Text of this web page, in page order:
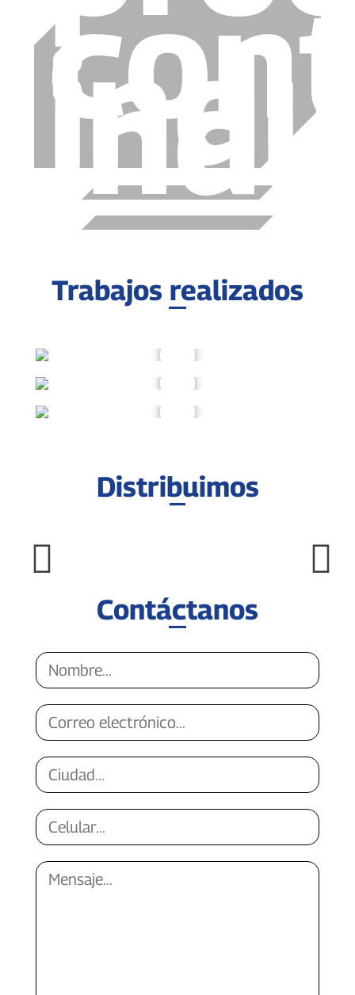
Trabajos realizados
Distribuimos
Contáctanos